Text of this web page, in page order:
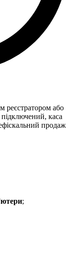
реєстратором або
каса
продаж
;